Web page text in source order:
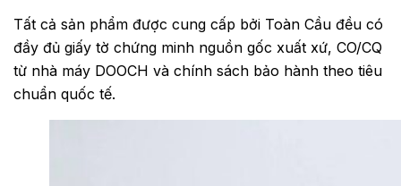
Tất cả sản phẩm được cung cấp bởi Toàn Cầu đều có
đầy đủ giấy tờ chứng minh nguồn gốc xuất xứ, CO/CQ
từ nhà máy DOOCH và chính sách bảo hành theo tiêu
chuẩn quốc tế.